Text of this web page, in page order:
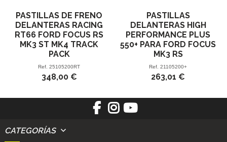
PASTILLAS DE FRENO
DELANTERAS RACING
RT66 FORD FOCUS RS
MK3 ST MK4 TRACK
PACK
Ref. 25105200RT
348,00 €
PASTILLAS
DELANTERAS HIGH
PERFORMANCE PLUS
550+ PARA FORD FOCUS
MK3 RS
Ref. 21105200+
263,01 €
CATEGORÍAS